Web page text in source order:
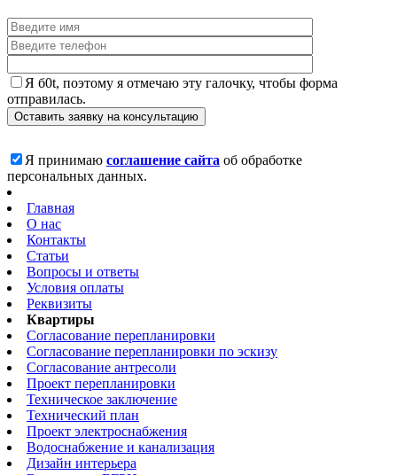
Я б0t, поэтому я отмечаю эту галочку, чтобы форма
отправилась.
Я принимаю соглашение сайта об обработке
персональных данных.
Главная
О нас
Контакты
Статьи
Вопросы и ответы
Условия оплаты
Реквизиты
Квартиры
Согласование перепланировки
Согласование перепланировки по эскизу
Согласование антресоли
Проект перепланировки
Техническое заключение
Технический план
Проект электроснабжения
Водоснабжение и канализация
Дизайн интерьера